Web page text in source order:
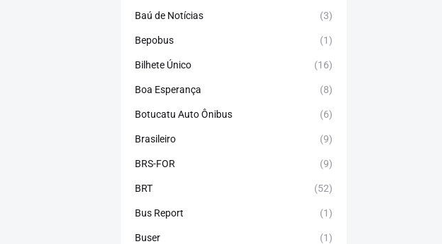
Baú de Notícias (3)
Bepobus (1)
Bilhete Único (16)
Boa Esperança (8)
Botucatu Auto Ônibus (6)
Brasileiro (9)
BRS-FOR (9)
BRT (52)
Bus Report (1)
Buser (1)